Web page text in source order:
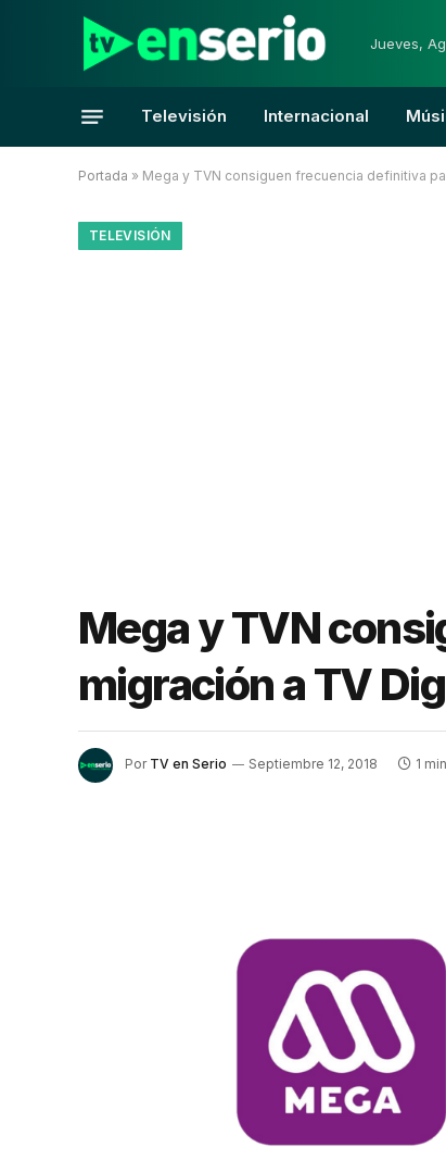
Jueves,
Televisión Internacional
Portada » Mega y TVN consiguen frecuencia definitiva
TELEVISIÓN
Mega y TVN
migración a TV
Por TV en Serio Septiembre 12, 2018 1